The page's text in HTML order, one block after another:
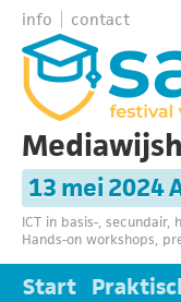
info contact
13 mei 2024
ICT in basis-, secundair,
Hands-on workshops,
Start